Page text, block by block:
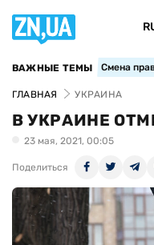
ВАЖНЫЕ ТЕМЫ Смена
ГЛАВНАЯ УКРАИНА
В УКРАИНЕ
23 мая, 2021, 00:05
Поделиться